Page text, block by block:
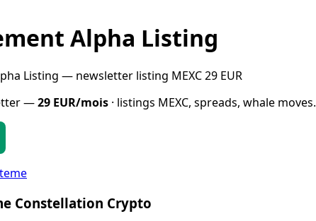
Alpha Listing
Listing — newsletter listing MEXC 29 EUR
—29 EUR/mois · listings MEXC, spreads, whale moves.
Constellation Crypto